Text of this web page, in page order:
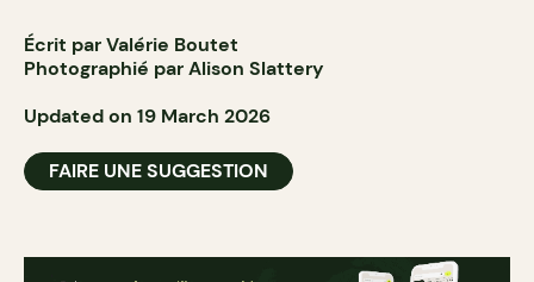
Écrit par Valérie Boutet
Photographié par Alison Slattery
Updated on 19 March 2026
FAIRE UNE SUGGESTION